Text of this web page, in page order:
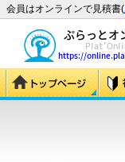
会員はオンラインで見積書(